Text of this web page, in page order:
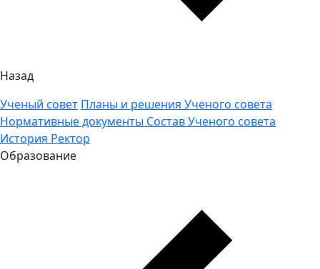
Назад
Ученый совет Планы и решения Ученого совета
Нормативные документы Состав Ученого совета
История Ректор
Образование